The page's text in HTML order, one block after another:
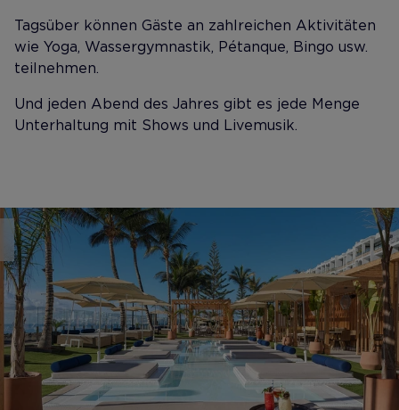
Tagsüber können Gäste an zahlreichen Aktivitäten
wie Yoga, Wassergymnastik, Pétanque, Bingo usw.
teilnehmen.
Und jeden Abend des Jahres gibt es jede Menge
Unterhaltung mit Shows und Livemusik.